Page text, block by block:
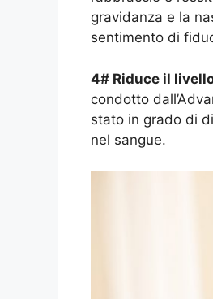
gravidanza e la
sentimento di
4# Riduce il
condotto
stato in grado di
nel sangue.